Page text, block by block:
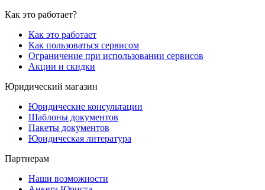
Как это работает?
Как это работает
Как пользоваться сервисом
Ограничение при использовании сервисов
Акции и скидки
Юридический магазин
Юридические консультации
Шаблоны документов
Пакеты документов
Юридическая литература
Партнерам
Наши возможности